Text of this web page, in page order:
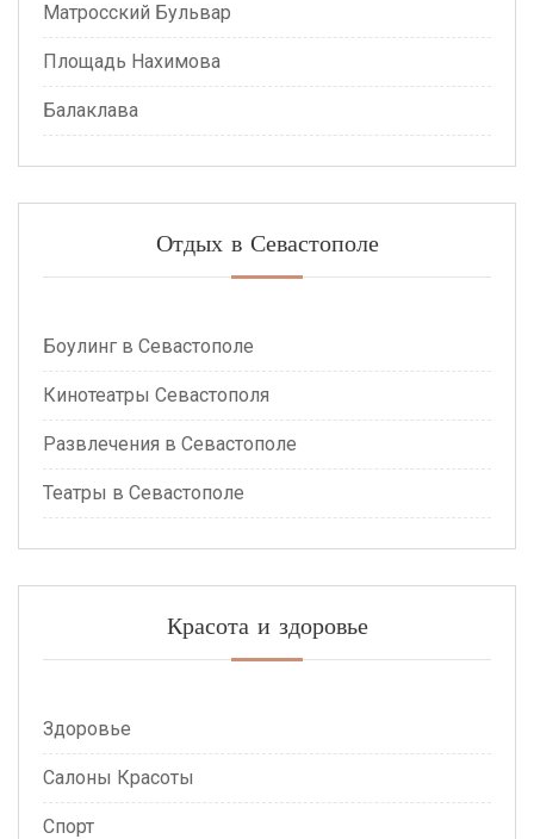
Матросский Бульвар
Площадь Нахимова
Балаклава
Отдых в Севастополе
Боулинг в Севастополе
Кинотеатры Севастополя
Развлечения в Севастополе
Театры в Севастополе
Красота и здоровье
Здоровье
Салоны Красоты
Спорт